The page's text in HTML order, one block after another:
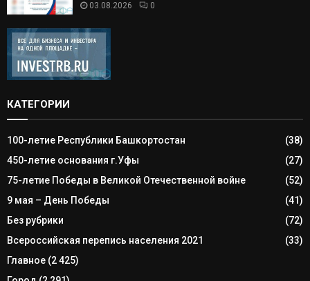
03.08.2026 0
КАТЕГОРИИ
100-летие Республики Башкортостан
(38)
450-летие основания г.Уфы
(27)
75-летие Победы в Великой Отечественной войне
(52)
9 мая – День Победы
(41)
Без рубрики
(72)
Всероссийская перепись населения 2021
(33)
Главное (2 425)